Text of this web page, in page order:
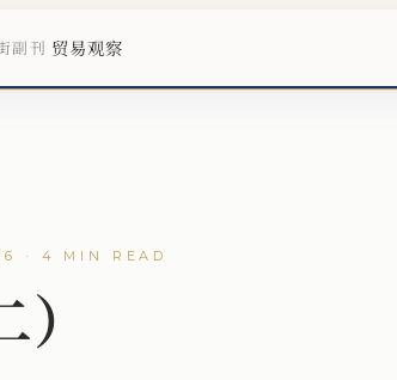
副刊 贸易观察
· 4 MIN READ